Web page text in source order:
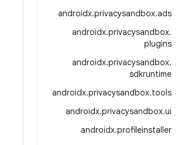
androidx.privacysandbox.ads
androidx.privacysandbox.
plugins
androidx.privacysandbox.
sdkruntime
androidx.privacysandbox.tools
androidx.privacysandbox.ui
androidx.profileinstaller